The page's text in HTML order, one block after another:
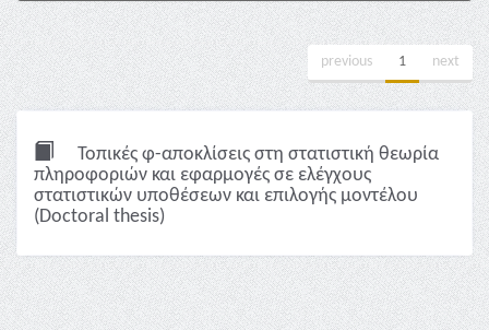
previous 1 next
Τοπικές φ-αποκλίσεις στη στατιστική θεωρία
πληροφοριών και εφαρμογές σε ελέγχους
στατιστικών υποθέσεων και επιλογής μοντέλου
(Doctoral thesis)